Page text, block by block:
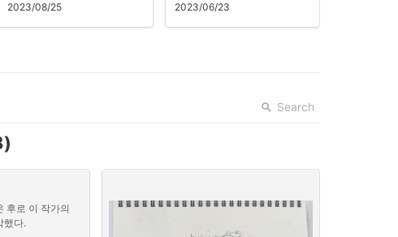
2023/08/25 2023/06/23
Search
후로 이 작가의
했다.